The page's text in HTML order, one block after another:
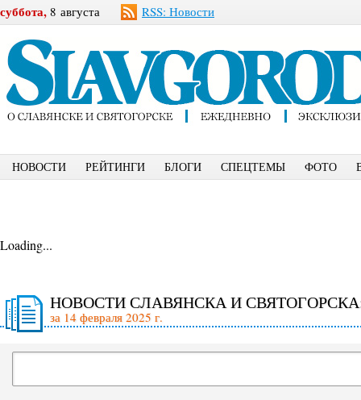
суббота, 8 августа RSS: Новости
НОВОСТИ РЕЙТИНГИ БЛОГИ СПЕЦТЕМЫ ФОТО
Loading...
НОВОСТИ СЛАВЯНСКА И
за 14 февраля 2025 г.